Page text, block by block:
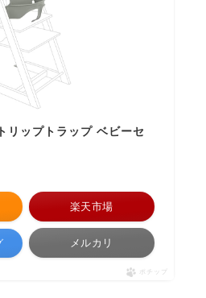
ップトラップ ベビーセ
楽天市場
メルカリ
ポチップ